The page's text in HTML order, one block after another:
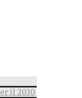
il 2030